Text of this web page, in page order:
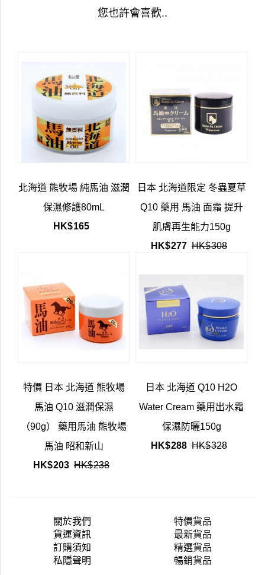
您也許會喜歡..
北海道 熊牧場 純馬油 滋潤
保濕修護80mL
HK$165
日本 北海道限定 冬蟲夏草
Q10 藥用 馬油 面霜 提升
肌膚再生能力150g
HK$277 HK$308
特價 日本 北海道 熊牧場
馬油 Q10 滋潤保濕
（90g） 藥用馬油 熊牧場
馬油 昭和新山
HK$203 HK$238
日本 北海道 Q10 H2O
Water Cream 藥用出水霜
保濕防曬150g
HK$288 HK$328
關於我們
貨運資訊
訂購須知
私隱聲明
特價貨品
最新貨品
精選貨品
暢銷貨品